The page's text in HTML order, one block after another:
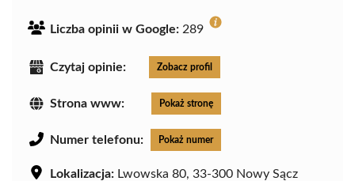
Liczba opinii w Google: 289
Czytaj opinie: Zobacz profil
Strona www: Pokaż stronę
Numer telefonu: Pokaż numer
Lokalizacja: Lwowska 80, 33-300 Nowy Sącz